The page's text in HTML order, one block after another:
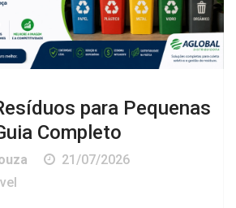
para Pequenas
Completo
21/07/2026